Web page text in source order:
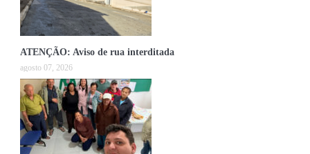
ATENÇÃO: Aviso de rua interditada
agosto 07, 2026